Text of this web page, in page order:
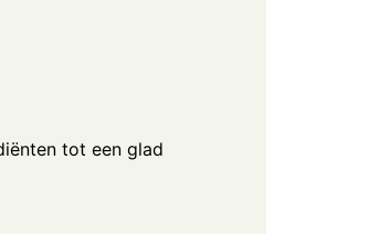
tot een glad